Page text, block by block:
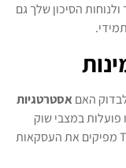
הסיכון שלך גם
האם אסטרטגיות
פועלות במצבי שוק
בעבר. כלים כמו Forex Tester ו-TradeStation מפיקים את העסקאות